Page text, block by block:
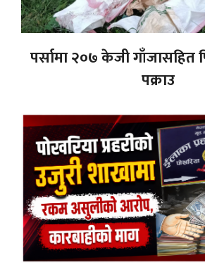
पर्सामा २०७ केजी
पक्राउ